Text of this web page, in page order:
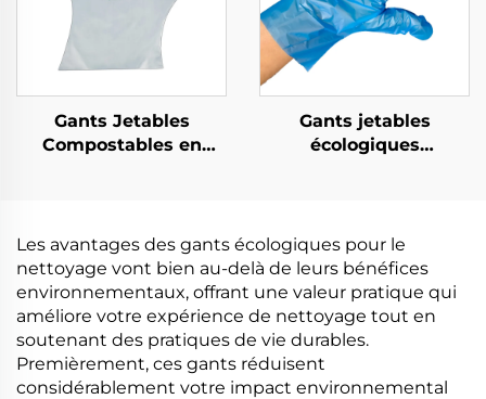
Gants Jetables
Compostables en
compostable
Gants jetables
écologiques
Les avantages des gants écologiques pour le
nettoyage vont bien au-delà de leurs bénéfices
environnementaux, offrant une valeur pratique qui
améliore votre expérience de nettoyage tout en
soutenant des pratiques de vie durables.
Premièrement, ces gants réduisent
considérablement votre impact environnemental